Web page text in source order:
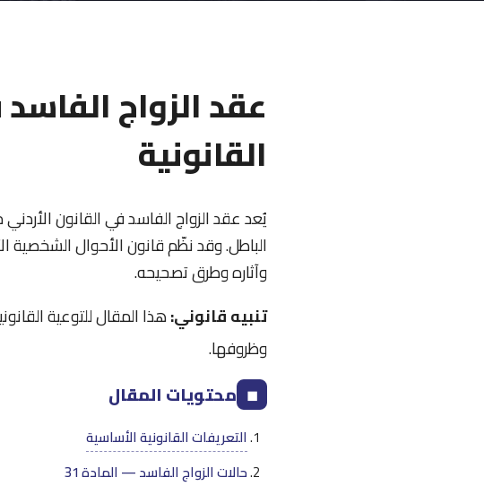
عقد الزواج الفاسد
القانونية
يُعد عقد الزواج الفاسد في القانون
وآثاره وطرق تصحيحه.
تنبيه قانوني:هذا المقال للتوعية
وظروفها.
◼ محتويات المقال
التعريفات القانونية الأساسية
حالات الزواج الفاسد — المادة 31